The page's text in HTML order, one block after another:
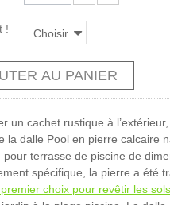
! Choisir
AU PANIER
un cachet rustique à
la dalle Pool en pierre calcaire
pour terrasse de piscine de
spécifique, la pierre a été
choix pour revêtir les